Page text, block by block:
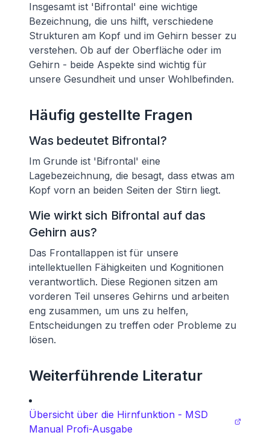
Insgesamt ist 'Bifrontal' eine wichtige
Bezeichnung, die uns hilft, verschiedene
Strukturen am Kopf und im Gehirn besser zu
verstehen. Ob auf der Oberfläche oder im
Gehirn - beide Aspekte sind wichtig für
unsere Gesundheit und unser Wohlbefinden.
Häufig gestellte Fragen
Was bedeutet Bifrontal?
Im Grunde ist 'Bifrontal' eine
Lagebezeichnung, die besagt, dass etwas am
Kopf vorn an beiden Seiten der Stirn liegt.
Wie wirkt sich Bifrontal auf das
Gehirn aus?
Das Frontallappen ist für unsere
intellektuellen Fähigkeiten und Kognitionen
verantwortlich. Diese Regionen sitzen am
vorderen Teil unseres Gehirns und arbeiten
eng zusammen, um uns zu helfen,
Entscheidungen zu treffen oder Probleme zu
lösen.
Weiterführende Literatur
Übersicht über die Hirnfunktion - MSD
Manual Profi-Ausgabe